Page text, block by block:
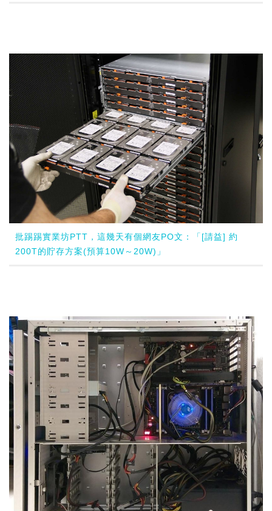
批踢踢實業坊PTT，這幾天有個網友PO文：「[請益] 約
200T的貯存方案(預算10W～20W)」